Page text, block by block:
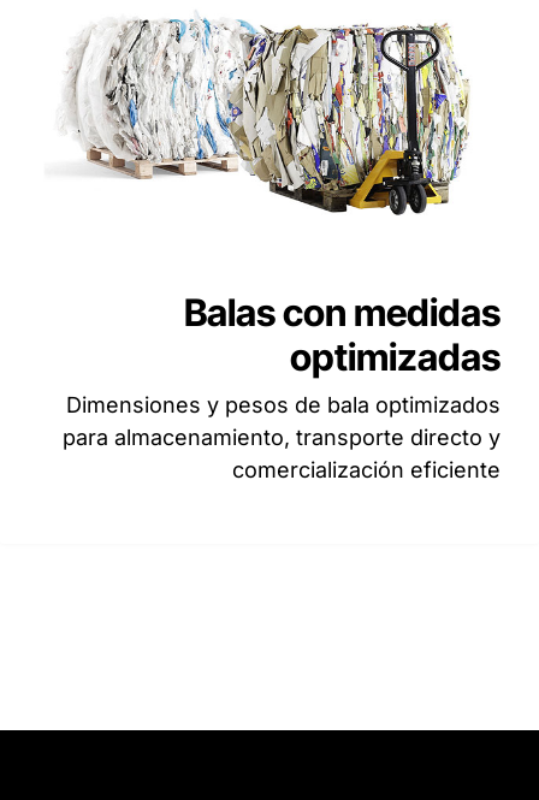
Balas con medidas
optimizadas
Dimensiones y pesos de bala optimizados
para almacenamiento, transporte directo y
comercialización eficiente